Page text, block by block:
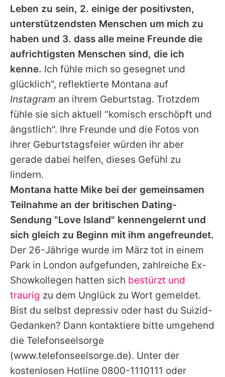
Leben zu sein, 2. einige der positivsten,
unterstützendsten Menschen um mich zu
haben und 3. dass alle meine Freunde die
aufrichtigsten Menschen sind, die ich
kenne. Ich fühle mich so gesegnet und
glücklich", reflektierte Montana auf
Instagram an ihrem Geburtstag. Trotzdem
fühle sie sich aktuell "komisch erschöpft und
ängstlich". Ihre Freunde und die Fotos von
ihrer Geburtstagsfeier würden ihr aber
gerade dabei helfen, dieses Gefühl zu
lindern.
Montana hatte Mike bei der gemeinsamen
Teilnahme an der britischen Dating-
Sendung "Love Island" kennengelernt und
sich gleich zu Beginn mit ihm angefreundet.
Der 26-Jährige wurde im März tot in einem
Park in London aufgefunden, zahlreiche Ex-
Showkollegen hatten sich bestürzt und
traurig zu dem Unglück zu Wort gemeldet.
Bist du selbst depressiv oder hast du Suizid-
Gedanken? Dann kontaktiere bitte umgehend
die Telefonseelsorge
(www.telefonseelsorge.de). Unter der
kostenlosen Hotline 0800-1110111 oder